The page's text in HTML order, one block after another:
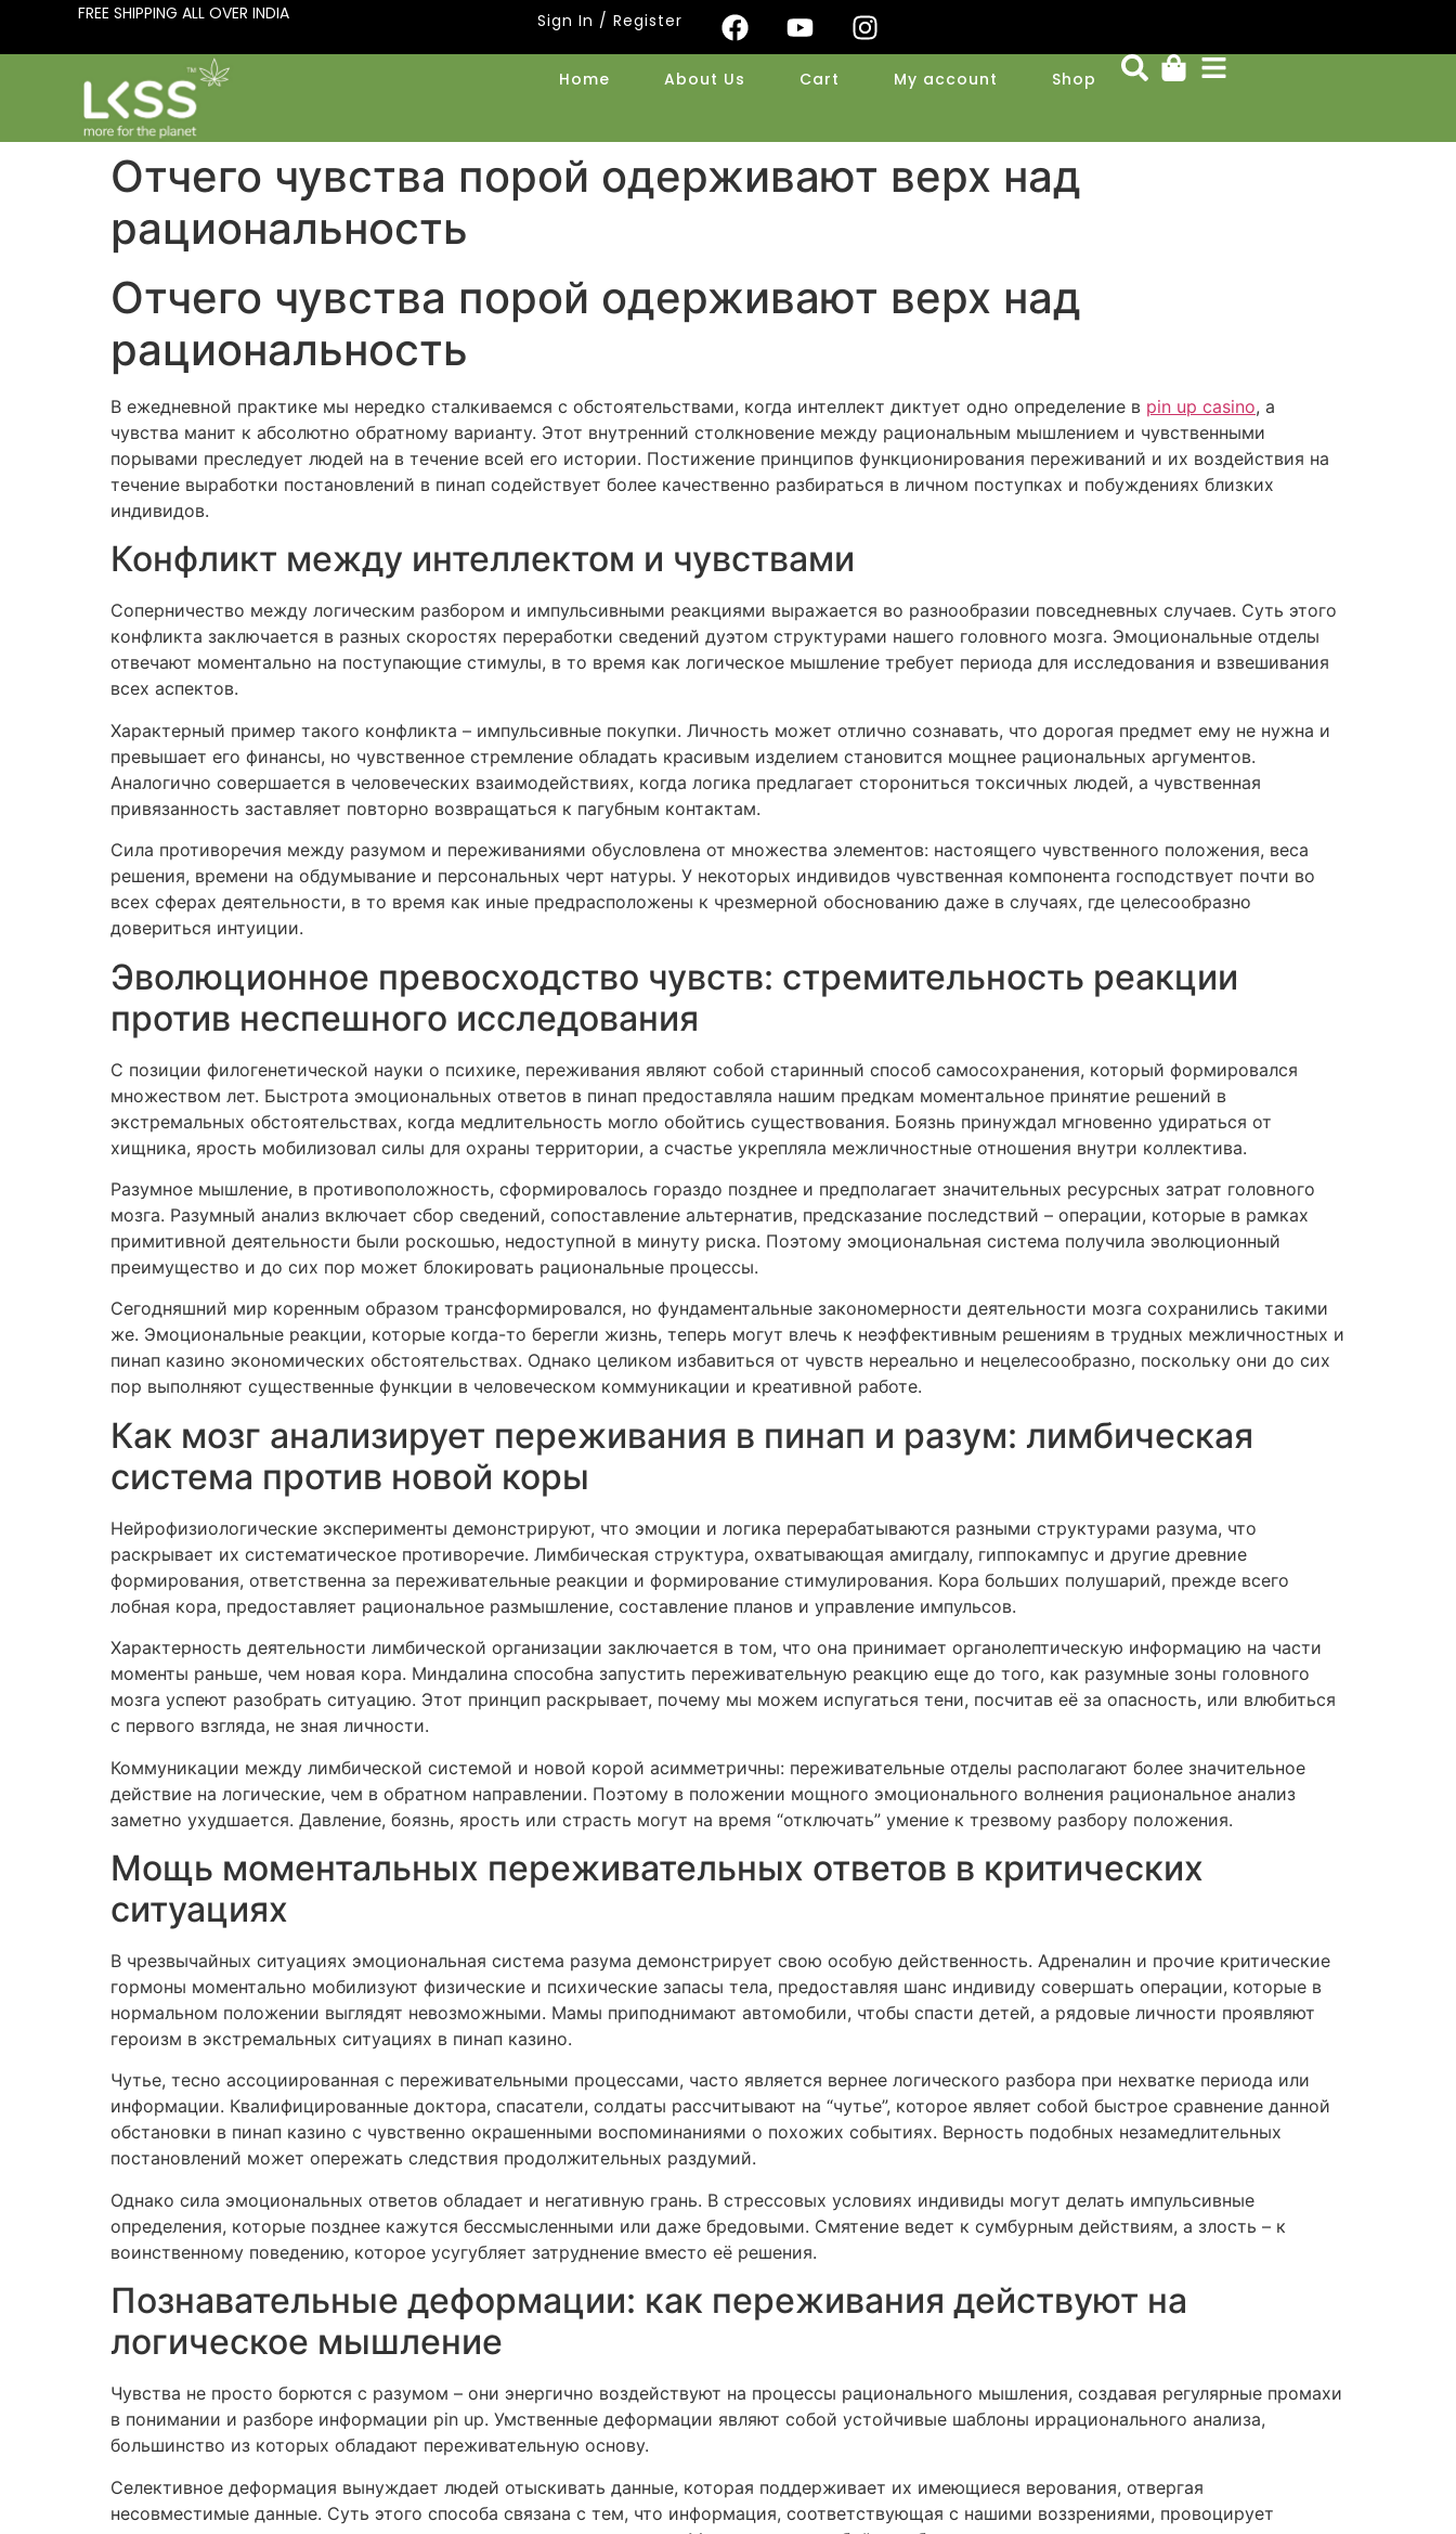
FREE SHIPPING ALL OVER INDIA Sign In / Register
Home About Us Cart My account Shop
Отчего чувства порой одерживают верх над
рациональность
Отчего чувства порой одерживают верх над
рациональность
В ежедневной практике мы нередко сталкиваемся с обстоятельствами, когда интеллект диктует одно определение в pin up casino, а
чувства манит к абсолютно обратному варианту. Этот внутренний столкновение между рациональным мышлением и чувственными
порывами преследует людей на в течение всей его истории. Постижение принципов функционирования переживаний и их воздействия на
течение выработки постановлений в пинап содействует более качественно разбираться в личном поступках и побуждениях близких
индивидов.
Конфликт между интеллектом и чувствами
Соперничество между логическим разбором и импульсивными реакциями выражается во разнообразии повседневных случаев. Суть этого
конфликта заключается в разных скоростях переработки сведений дуэтом структурами нашего головного мозга. Эмоциональные отделы
отвечают моментально на поступающие стимулы, в то время как логическое мышление требует периода для исследования и взвешивания
всех аспектов.
Характерный пример такого конфликта – импульсивные покупки. Личность может отлично сознавать, что дорогая предмет ему не нужна и
превышает его финансы, но чувственное стремление обладать красивым изделием становится мощнее рациональных аргументов.
Аналогично совершается в человеческих взаимодействиях, когда логика предлагает сторониться токсичных людей, а чувственная
привязанность заставляет повторно возвращаться к пагубным контактам.
Сила противоречия между разумом и переживаниями обусловлена от множества элементов: настоящего чувственного положения, веса
решения, времени на обдумывание и персональных черт натуры. У некоторых индивидов чувственная компонента господствует почти во
всех сферах деятельности, в то время как иные предрасположены к чрезмерной обоснованию даже в случаях, где целесообразно
довериться интуиции.
Эволюционное превосходство чувств: стремительность реакции
против неспешного исследования
С позиции филогенетической науки о психике, переживания являют собой старинный способ самосохранения, который формировался
множеством лет. Быстрота эмоциональных ответов в пинап предоставляла нашим предкам моментальное принятие решений в
экстремальных обстоятельствах, когда медлительность могло обойтись существования. Боязнь принуждал мгновенно удираться от
хищника, ярость мобилизовал силы для охраны территории, а счастье укрепляла межличностные отношения внутри коллектива.
Разумное мышление, в противоположность, сформировалось гораздо позднее и предполагает значительных ресурсных затрат головного
мозга. Разумный анализ включает сбор сведений, сопоставление альтернатив, предсказание последствий – операции, которые в рамках
примитивной деятельности были роскошью, недоступной в минуту риска. Поэтому эмоциональная система получила эволюционный
преимущество и до сих пор может блокировать рациональные процессы.
Сегодняшний мир коренным образом трансформировался, но фундаментальные закономерности деятельности мозга сохранились такими
же. Эмоциональные реакции, которые когда-то берегли жизнь, теперь могут влечь к неэффективным решениям в трудных межличностных и
пинап казино экономических обстоятельствах. Однако целиком избавиться от чувств нереально и нецелесообразно, поскольку они до сих
пор выполняют существенные функции в человеческом коммуникации и креативной работе.
Как мозг анализирует переживания в пинап и разум: лимбическая
система против новой коры
Нейрофизиологические эксперименты демонстрируют, что эмоции и логика перерабатываются разными структурами разума, что
раскрывает их систематическое противоречие. Лимбическая структура, охватывающая амигдалу, гиппокампус и другие древние
формирования, ответственна за переживательные реакции и формирование стимулирования. Кора больших полушарий, прежде всего
лобная кора, предоставляет рациональное размышление, составление планов и управление импульсов.
Характерность деятельности лимбической организации заключается в том, что она принимает органолептическую информацию на части
моменты раньше, чем новая кора. Миндалина способна запустить переживательную реакцию еще до того, как разумные зоны головного
мозга успеют разобрать ситуацию. Этот принцип раскрывает, почему мы можем испугаться тени, посчитав её за опасность, или влюбиться
с первого взгляда, не зная личности.
Коммуникации между лимбической системой и новой корой асимметричны: переживательные отделы располагают более значительное
действие на логические, чем в обратном направлении. Поэтому в положении мощного эмоционального волнения рациональное анализ
заметно ухудшается. Давление, боязнь, ярость или страсть могут на время “отключать” умение к трезвому разбору положения.
Мощь моментальных переживательных ответов в критических
ситуациях
В чрезвычайных ситуациях эмоциональная система разума демонстрирует свою особую действенность. Адреналин и прочие критические
гормоны моментально мобилизуют физические и психические запасы тела, предоставляя шанс индивиду совершать операции, которые в
нормальном положении выглядят невозможными. Мамы приподнимают автомобили, чтобы спасти детей, а рядовые личности проявляют
героизм в экстремальных ситуациях в пинап казино.
Чутье, тесно ассоциированная с переживательными процессами, часто является вернее логического разбора при нехватке периода или
информации. Квалифицированные доктора, спасатели, солдаты рассчитывают на “чутье”, которое являет собой быстрое сравнение данной
обстановки в пинап казино с чувственно окрашенными воспоминаниями о похожих событиях. Верность подобных незамедлительных
постановлений может опережать следствия продолжительных раздумий.
Однако сила эмоциональных ответов обладает и негативную грань. В стрессовых условиях индивиды могут делать импульсивные
определения, которые позднее кажутся бессмысленными или даже бредовыми. Смятение ведет к сумбурным действиям, а злость – к
воинственному поведению, которое усугубляет затруднение вместо её решения.
Познавательные деформации: как переживания действуют на
логическое мышление
Чувства не просто борются с разумом – они энергично воздействуют на процессы рационального мышления, создавая регулярные промахи
в понимании и разборе информации pin up. Умственные деформации являют собой устойчивые шаблоны иррационального анализа,
большинство из которых обладают переживательную основу.
Селективное деформация вынуждает людей отыскивать данные, которая поддерживает их имеющиеся верования, отвергая
несовместимые данные. Суть этого способа связана с тем, что информация, соответствующая с нашими воззрениями, провоцирует